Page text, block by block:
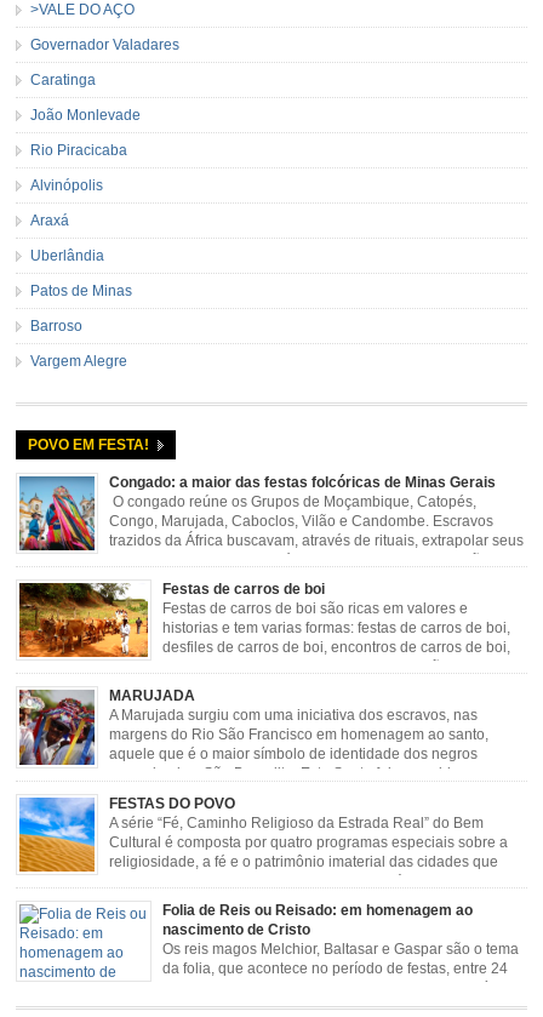
>VALE DO AÇO
Governador Valadares
Caratinga
João Monlevade
Rio Piracicaba
Alvinópolis
Araxá
Uberlândia
Patos de Minas
Barroso
Vargem Alegre
POVO EM FESTA!
Congado: a maior das festas folcóricas de Minas Gerais
O congado reúne os Grupos de Moçambique, Catopés,
Congo, Marujada, Caboclos, Vilão e Candombe. Escravos
trazidos da África buscavam, através de rituais, extrapolar seus
destes ritos com a religião católica, imposta aos negros pela Igreja, surgindo
novas histórias que envolviam, sobretudo, Nossa Senhora do […]
Festas de carros de boi
Festas de carros de boi são ricas em valores e
historias e tem varias formas: festas de carros de boi,
desfiles de carros de boi, encontros de carros de boi,
de boi, carreteada, carreiros, candeeiros, boiadas, carapinas, artesãos,
exposição agropecuária, ou seja é um ponto forte […]
MARUJADA
A Marujada surgiu com uma iniciativa dos escravos, nas
margens do Rio São Francisco em homenagem ao santo,
aquele que é o maior símbolo de identidade dos negros
escravizados, São Benedito. Este Santo foi assumido como
sendo milagroso e grande protetor de suas causas. o ponto alto da festa de
São Benedito é a Marujada. […]
FESTAS DO POVO
A série “Fé, Caminho Religioso da Estrada Real” do Bem
Cultural é composta por quatro programas especiais sobre a
religiosidade, a fé e o patrimônio imaterial das cidades que
fazem parte rota religiosa que liga os Santuários de Nossa
Senhora da Piedade (MG) e Nossa Senhora da Conceição Aparecida (SP)
pela Estrada Real. Quarto episódio […]
Folia de Reis ou Reisado: em homenagem ao
nascimento de Cristo
Os reis magos Melchior, Baltasar e Gaspar são o tema
da folia, que acontece no período de festas, entre 24
de dezembro e 06 de janeiro. Durante a festa, o líder e
seu contramestre lideram a música e o canto do grupo, passando pela